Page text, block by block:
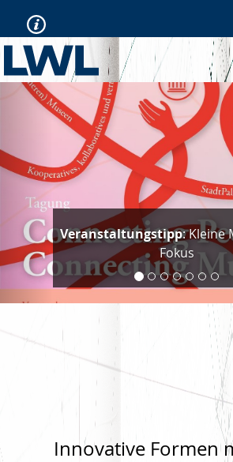
Veranstaltungstipp: Kleine
Fokus
Vorherige
Innovative Formen